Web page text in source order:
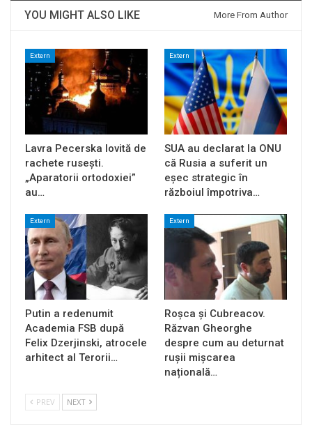
YOU MIGHT ALSO LIKE More From Author
Extern
Lavra Pecerska lovită de
rachete rusești.
„Aparatorii ortodoxiei”
au…
Extern
SUA au declarat la ONU
că Rusia a suferit un
eșec strategic în
războiul împotriva…
Extern
Putin a redenumit
Academia FSB după
Felix Dzerjinski, atrocele
arhitect al Terorii…
Extern
Roșca și Cubreacov.
Răzvan Gheorghe
despre cum au deturnat
rușii mișcarea
națională…
PREV NEXT